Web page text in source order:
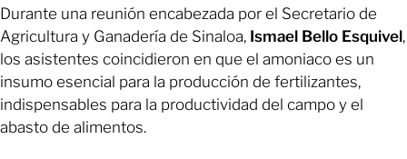
Durante una reunión encabezada por el Secretario de
Agricultura y Ganadería de Sinaloa, Ismael Bello Esquivel,
los asistentes coincidieron en que el amoniaco es un
insumo esencial para la producción de fertilizantes,
indispensables para la productividad del campo y el
abasto de alimentos.